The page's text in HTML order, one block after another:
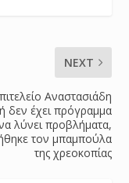
NEXT
Αναστασιάδη
δεν έχει πρόγραμμα
λύνει προβλήματα,
τον μπαμπούλα
της χρεοκοπίας